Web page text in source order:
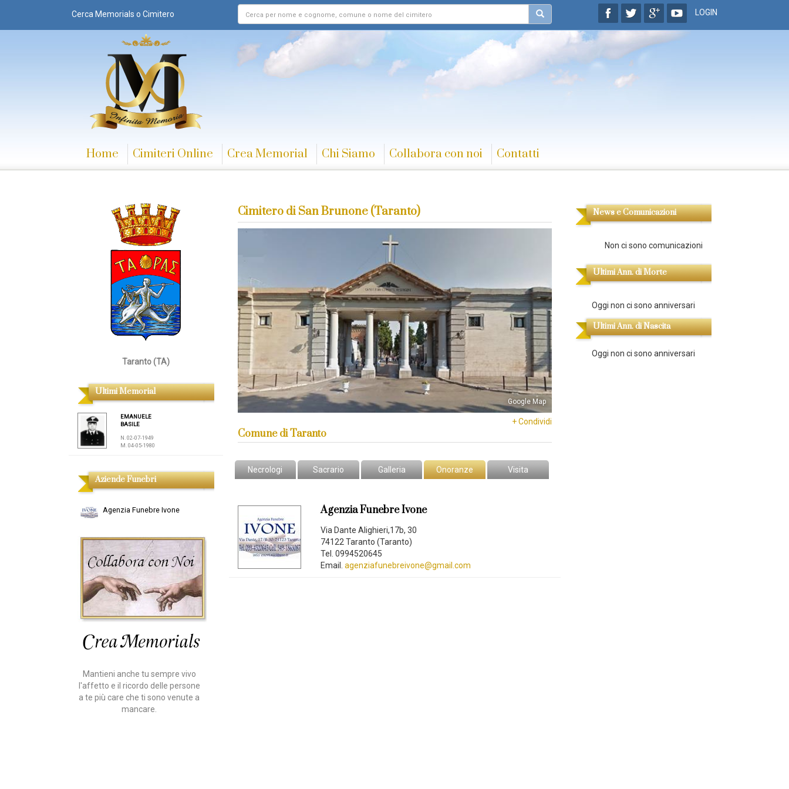
Cerca Memorials o Cimitero LOGIN
Home Cimiteri Online Crea Memorial Chi Siamo Collabora con noi Contatti
Taranto (TA)
Ultimi Memorial
EMANUELE
BASILE
N. 02-07-1949
M. 04-05-1980
Aziende Funebri
Agenzia Funebre Ivone
Mantieni anche tu sempre vivo
l'affetto e il ricordo delle persone
a te più care che ti sono venute a
mancare.
Cimitero di San Brunone (Taranto)
Google Map
+ Condividi
Comune di Taranto
Necrologi Sacrario Galleria Onoranze Visita
Agenzia Funebre Ivone
Via Dante Alighieri,17b, 30
74122 Taranto (Taranto)
Tel. 0994520645
Email. agenziafunebreivone@gmail.com
News e Comunicazioni
Non ci sono comunicazioni
Ultimi Ann. di Morte
Oggi non ci sono anniversari
Ultimi Ann. di Nascita
Oggi non ci sono anniversari